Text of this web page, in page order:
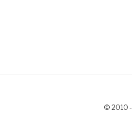
© 2010